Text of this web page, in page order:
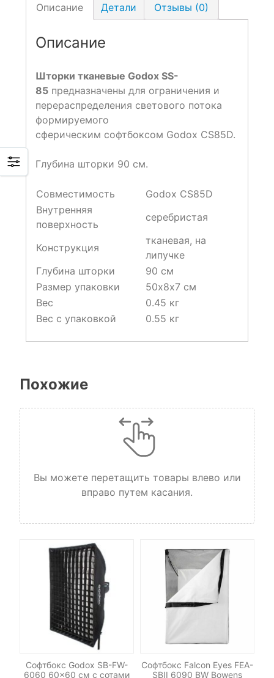
Описание Детали Отзывы (0)
Описание
Шторки тканевые Godox SS-
85 предназначены для ограничения и
перераспределения светового потока
формируемого
сферическим софтбоксом Godox CS85D.
Глубина шторки 90 см.
Совместимость
Godox CS85D
Внутренняя
поверхность
серебристая
Конструкция
тканевая, на
липучке
Глубина шторки
90 см
Размер упаковки
50х8х7 см
Вес
0.45 кг
Вес с упаковкой
0.55 кг
Похожие
Вы можете перетащить товары влево или
вправо путем касания.
Софтбокс Godox SB-FW-
6060 60×60 см с сотами
Софтбокс Falcon Eyes FEA-
SBII 6090 BW Bowens